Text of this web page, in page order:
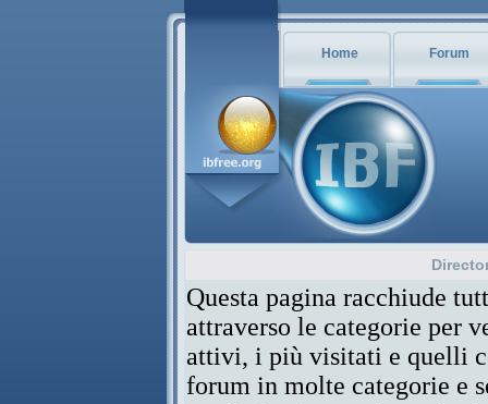
Home Forum
Questa pagina racchiude
attraverso le categorie per
attivi, i più visitati e quelli
forum in molte categorie e